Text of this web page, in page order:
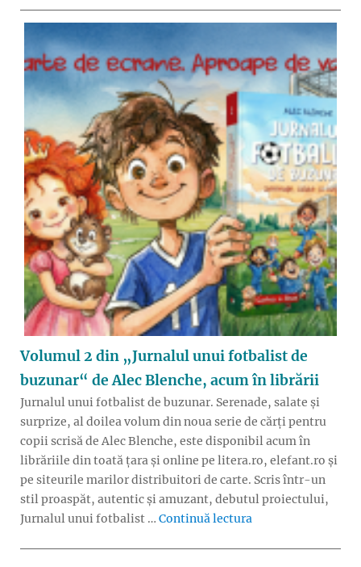
Volumul 2 din „Jurnalul unui fotbalist de
buzunar“ de Alec Blenche, acum în librării
Jurnalul unui fotbalist de buzunar. Serenade, salate și
surprize, al doilea volum din noua serie de cărți pentru
copii scrisă de Alec Blenche, este disponibil acum în
librăriile din toată țara și online pe litera.ro, elefant.ro și
pe siteurile marilor distribuitori de carte. Scris într-un
stil proaspăt, autentic și amuzant, debutul proiectului,
Jurnalul unui fotbalist … Continuă lectura